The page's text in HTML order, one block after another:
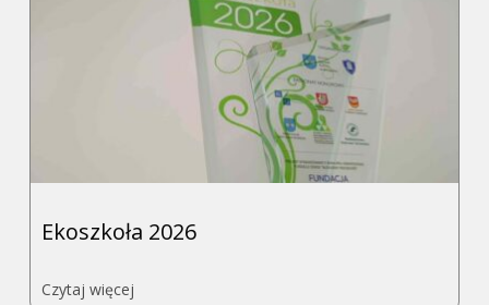
Ekoszkoła 2026
Czytaj więcej